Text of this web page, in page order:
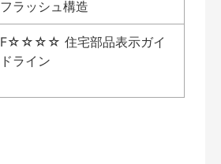
フラッシュ構造
F☆☆☆☆ 住宅部品表示ガイ
ドライン